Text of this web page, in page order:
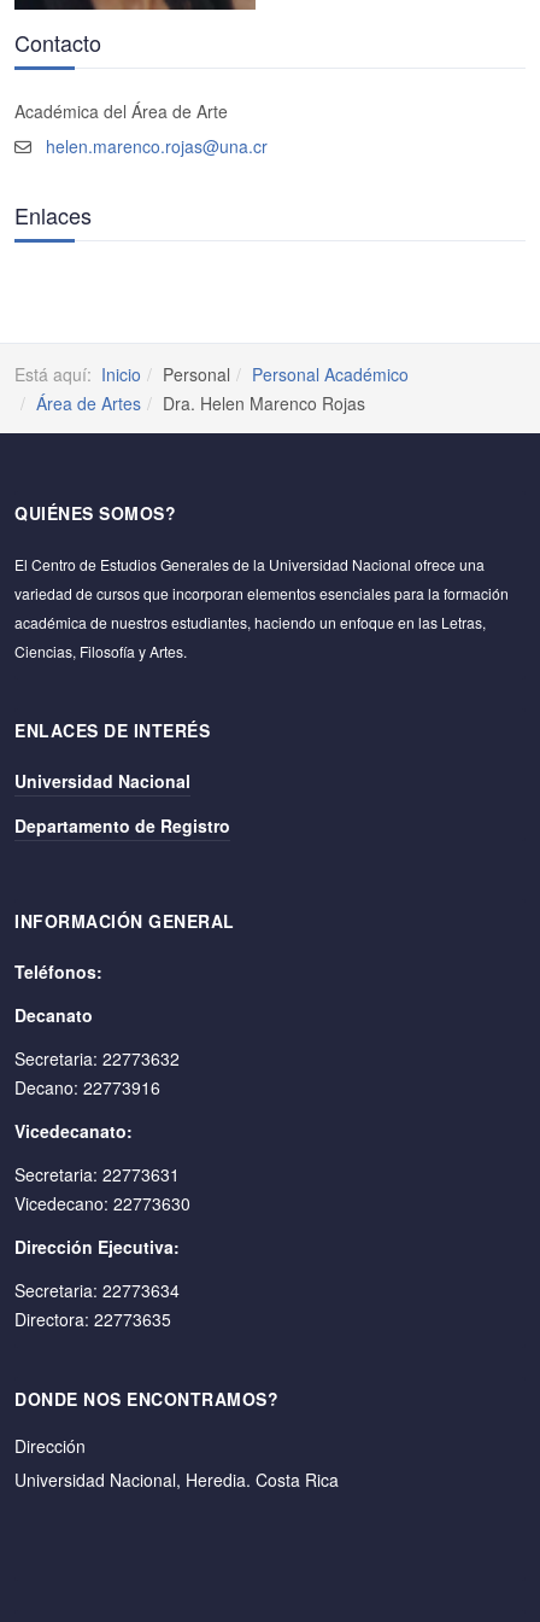
Contacto
Académica del Área de Arte
helen.marenco.rojas@una.cr
Enlaces
Está aquí: Inicio Personal
Personal Académico
Área de Artes
Dra. Helen Marenco Rojas
QUIÉNES SOMOS?
El Centro de Estudios Generales de la Universidad Nacional ofrece una
variedad de cursos que incorporan elementos esenciales para la formación
académica de nuestros estudiantes, haciendo un enfoque en las Letras,
Ciencias, Filosofía y Artes.
ENLACES DE INTERÉS
Universidad Nacional
Departamento de Registro
INFORMACIÓN GENERAL
Teléfonos:
Decanato
Secretaria: 22773632
Decano: 22773916
Vicedecanato:
Secretaria: 22773631
Vicedecano: 22773630
Dirección Ejecutiva:
Secretaria: 22773634
Directora: 22773635
DONDE NOS ENCONTRAMOS?
Dirección
Universidad Nacional, Heredia. Costa Rica